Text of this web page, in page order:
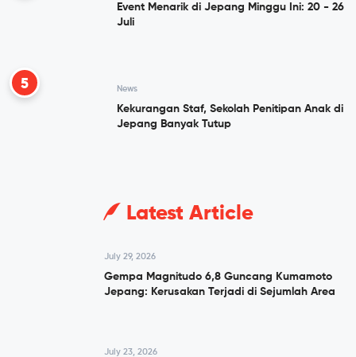
Event Menarik di Jepang Minggu Ini: 20 - 26
Juli
5 News
Kekurangan Staf, Sekolah Penitipan Anak di
Jepang Banyak Tutup
Latest Article
July 29, 2026
Gempa Magnitudo 6,8 Guncang Kumamoto
Jepang: Kerusakan Terjadi di Sejumlah Area
July 23, 2026